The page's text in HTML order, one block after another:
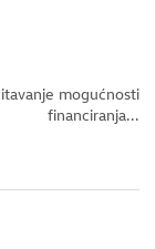
mogućnosti
financiranja...